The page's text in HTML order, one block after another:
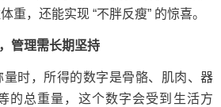
重，还能实现 “不胖反瘦” 的惊喜。
理需长期坚持
时，所得的数字是骨骼、肌肉、器
的总重量，这个数字会受到生活方